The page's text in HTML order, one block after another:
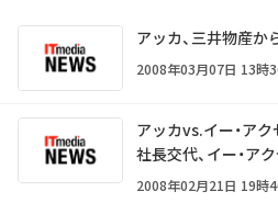
アッカ、三井物産か
2008年03月07日 13時
アッカvs.イー・ア
社長交代、イー・ア
2008年02月21日 19時